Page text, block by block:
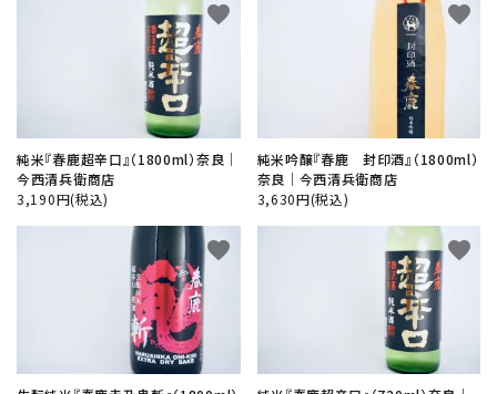
純米『春鹿超辛口』（1800ml）奈良│
今西清兵衛商店
3,190円(税込)
favorite
純米吟醸『春鹿 封印酒』（1800ml）
奈良│今西清兵衛商店
3,630円(税込)
favorite
favorite favorite
検索する